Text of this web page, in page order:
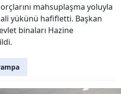
mahsuplaşma yoluyla
yükünü hafifletti. Başkan
binaları Hazine